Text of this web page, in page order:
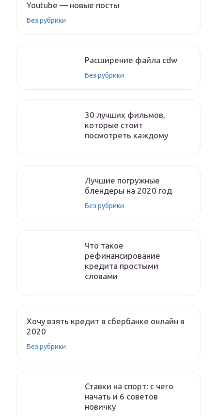
Youtube — новые посты
Без рубрики
Расширение файла cdw
Без рубрики
30 лучших фильмов,
которые стоит
посмотреть каждому
Лучшие погружные
блендеры на 2020 год
Без рубрики
Что такое
рефинансирование
кредита простыми
словами
Хочу взять кредит в сбербанке онлайн в
2020
Без рубрики
Ставки на спорт: с чего
начать и 6 советов
новичку